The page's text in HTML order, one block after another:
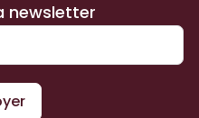
newsletter